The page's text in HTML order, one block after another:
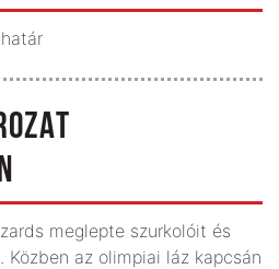
meglepte szurkolóit és
az olimpiai láz kapcsán